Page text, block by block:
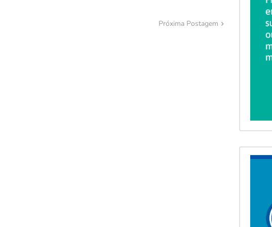
Próxima Postagem